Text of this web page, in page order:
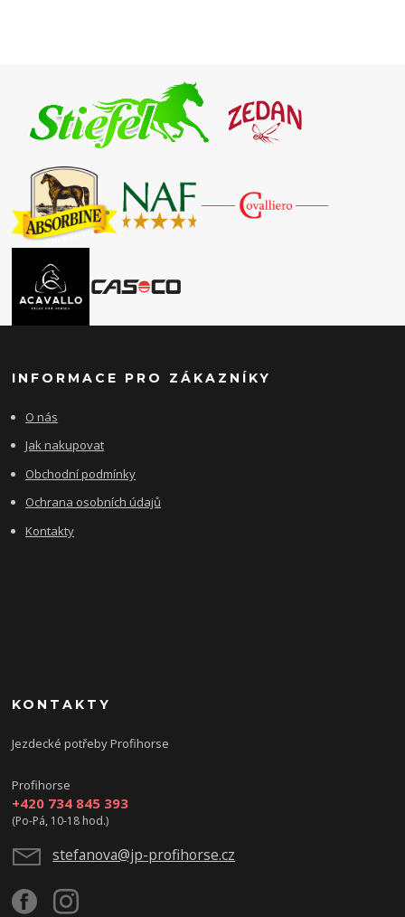
INFORMACE PRO ZÁKAZNÍKY
O nás
Jak nakupovat
Obchodní podmínky
Ochrana osobních údajů
Kontakty
KONTAKTY
Jezdecké potřeby Profihorse
Profihorse
+420 734 845 393
(Po-Pá, 10-18 hod.)
stefanova@jp-profihorse.cz